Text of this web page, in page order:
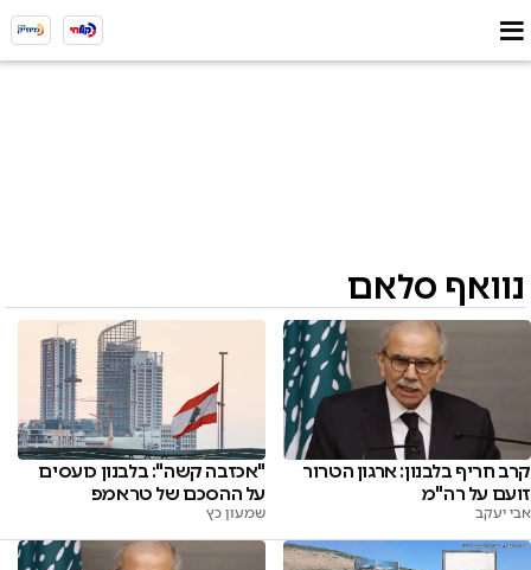
נוואף סלאם
קרב חריף בלבנון: ארגון הטרור
זועם על רה"מ
אבי יעקב
"אכזבה קשה": בלבנון כועסים
על ההסכם של טראמפ
שמעון כץ